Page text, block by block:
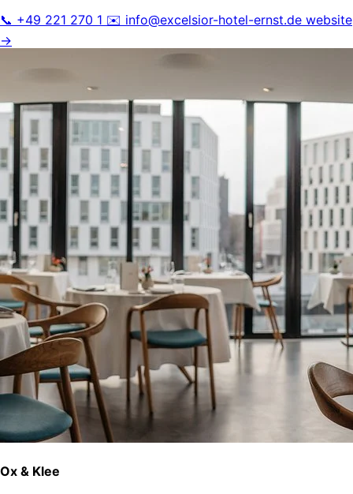
📞 +49 221 270 1 ✉️ info@excelsior-hotel-ernst.de website
→
Ox & Klee